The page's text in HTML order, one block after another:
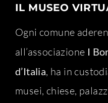
IL MUSEO
Ogni comune
all’associazione I
d’Italia, ha in
musei, chiese,